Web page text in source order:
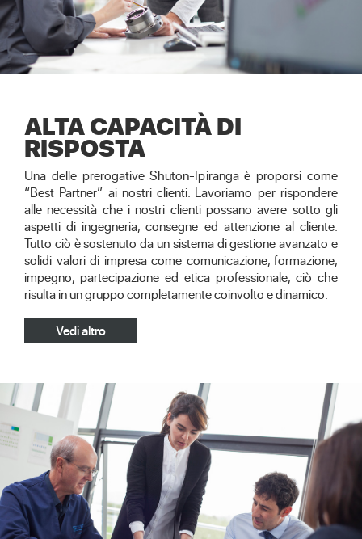
ALTA CAPACITÀ DI
RISPOSTA
Una delle prerogative Shuton-Ipiranga è proporsi come
“Best Partner” ai nostri clienti. Lavoriamo per rispondere
alle necessità che i nostri clienti possano avere sotto gli
aspetti di ingegneria, consegne ed attenzione al cliente.
Tutto ciò è sostenuto da un sistema di gestione avanzato e
solidi valori di impresa come comunicazione, formazione,
impegno, partecipazione ed etica professionale, ciò che
risulta in un gruppo completamente coinvolto e dinamico.
Vedi altro